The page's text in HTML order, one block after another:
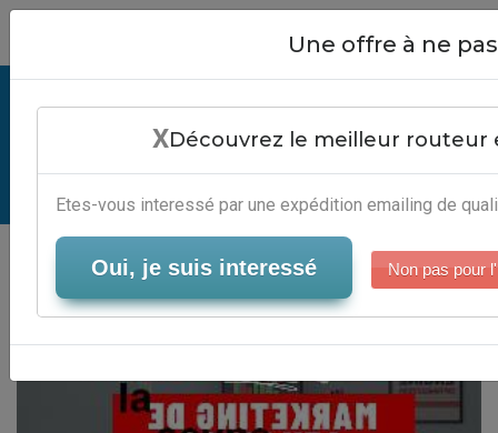
Adresse Mairie La Seyne Sur Mer -
Services Email Marketing
Serveur-Emailing
Close
Une offre à ne
XDécouvrez le meilleur routeur
Etes-vous interessé par une expédition emailing de
Oui, je suis interessé Non pas pour